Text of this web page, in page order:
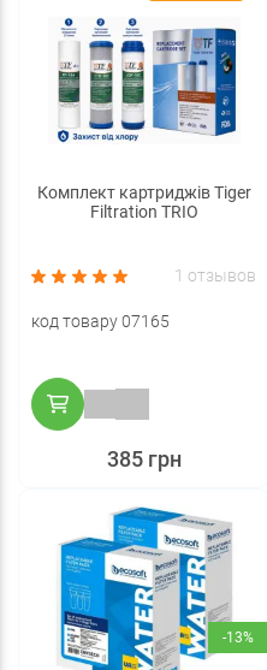
Комплект картриджів Tiger
Filtration TRIO
1 отзывов
код товару 07165
385 грн
-13%